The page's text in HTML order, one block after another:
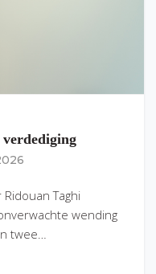
Taghi
wending
twee…